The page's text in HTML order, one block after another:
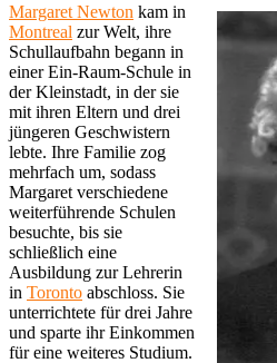
Margaret Newton kam in
Montreal zur Welt, ihre
Schullaufbahn begann in
einer Ein-Raum-Schule in
der Kleinstadt, in der sie
mit ihren Eltern und drei
jüngeren Geschwistern
lebte. Ihre Familie zog
mehrfach um, sodass
Margaret verschiedene
weiterführende Schulen
besuchte, bis sie
schließlich eine
Ausbildung zur Lehrerin
in Toronto abschloss. Sie
unterrichtete für drei Jahre
und sparte ihr Einkommen
für eine weiteres Studium.